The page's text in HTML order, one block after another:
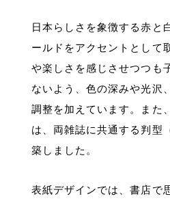
日本らしさを象徴する赤と
ールドをアクセントとして
や楽しさを感じさせつつも
ないよう、色の深みや光沢
調整を加えています。また
は、両雑誌に共通する判型
築しました。
表紙デザインでは、書店で